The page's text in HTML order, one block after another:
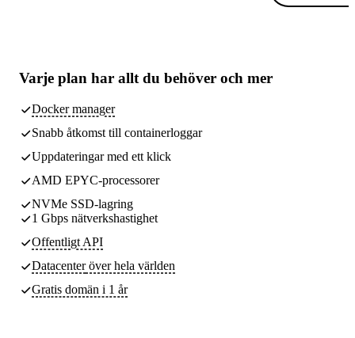
Varje plan har allt du behöver och mer
Docker manager
Snabb åtkomst till containerloggar
Uppdateringar med ett klick
AMD EPYC-processorer
NVMe SSD-lagring
1 Gbps nätverkshastighet
Offentligt API
Datacenteröver hela världen
Gratis domän i 1 år